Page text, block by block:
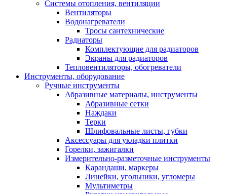
Системы отопления, вентиляции
Вентиляторы
Водонагреватели
Тросы сантехнические
Радиаторы
Комплектующие для радиаторов
Экраны для радиаторов
Тепловентиляторы, обогреватели
Инструменты, оборудование
Ручные инструменты
Абразивные материалы, инструменты
Абразивные сетки
Наждаки
Терки
Шлифовальные листы, губки
Аксессуары для укладки плитки
Горелки, зажигалки
Измерительно-разметочные инструменты
Карандаши, маркеры
Линейки, угольники, угломеры
Мультиметры